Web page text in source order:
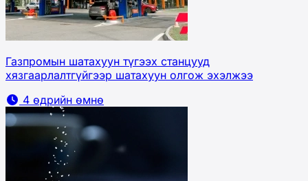
Газпромын шатахуун түгээх станцууд
хязгаарлалтгүйгээр шатахуун олгож эхэлжээ
4 өдрийн өмнө